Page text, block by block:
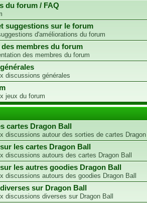
du forum / FAQ
suggestions sur le forum
d'améliorations du forum
membres du forum
des membres du forum
discussions générales
jeux du forum
cartes Dragon Ball
discussions autour des sorties de cartes
les cartes Dragon Ball
discussions autours des cartes Dragon Ball
les autres goodies Dragon Ball
discussions autours des goodies Dragon Ball
sur Dragon Ball
discussions diverses sur Dragon Ball